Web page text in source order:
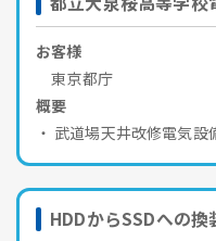
お客様
東京都庁
概要
武道場天井改修電気設
HDDからSSDへの